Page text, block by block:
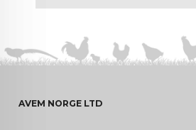
AVEM NORGE LTD